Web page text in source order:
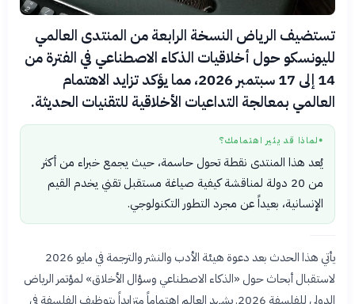
تستضيف الرياض النسخة الرابعة من المنتدى العالمي
لليونسكو حول أخلاقيات الذكاء الاصطناعي في الفترة من
14 إلى 17 سبتمبر 2026، مما يؤكد تزايد الاهتمام
العالمي بمعالجة التداعيات الأخلاقية للتقنيات الحديثة.
● لماذا قد يثير اهتمامك؟
يُعد هذا المنتدى نقطة تحول حاسمة، حيث يجمع خبراء من أكثر
من 20 دولة لمناقشة كيفية صياغة مستقبل تقني يخدم القيم
الإنسانية، بعيداً عن مجرد التطور التكنولوجي.
يأتي هذا الحدث بعد دعوة هيئة الأدب والنشر والترجمة في مايو 2026
لاستقبال أبحاث حول «الذكاء الاصطناعي وسؤال الأخلاق» لمؤتمر الرياض
الدولي للفلسفة 2026. يشهد العالم اهتماماً متزايداً بتوظيف الفلسفة في